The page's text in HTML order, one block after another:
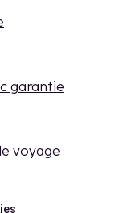
garantie
voyage